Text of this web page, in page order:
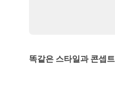
똑같은 스타일과 콘셉